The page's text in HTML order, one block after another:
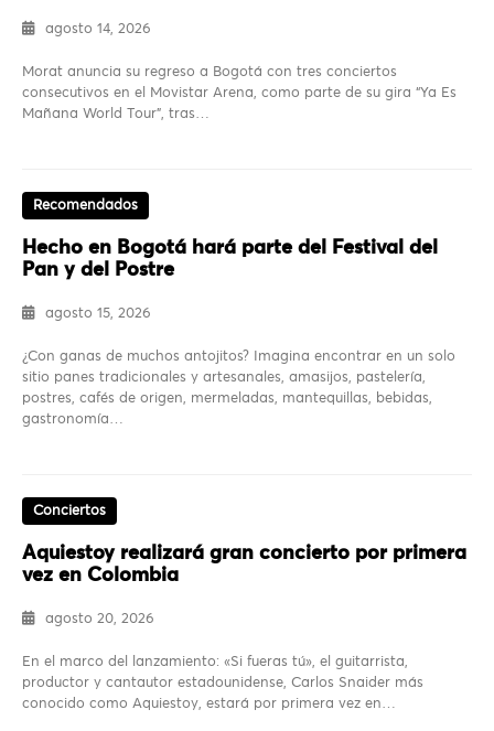
agosto 14, 2026
Morat anuncia su regreso a Bogotá con tres conciertos
consecutivos en el Movistar Arena, como parte de su gira “Ya Es
Mañana World Tour”, tras…
Recomendados
Hecho en Bogotá hará parte del Festival del
Pan y del Postre
agosto 15, 2026
¿Con ganas de muchos antojitos? Imagina encontrar en un solo
sitio panes tradicionales y artesanales, amasijos, pastelería,
postres, cafés de origen, mermeladas, mantequillas, bebidas,
gastronomía…
Conciertos
Aquiestoy realizará gran concierto por primera
vez en Colombia
agosto 20, 2026
En el marco del lanzamiento: «Si fueras tú», el guitarrista,
productor y cantautor estadounidense, Carlos Snaider más
conocido como Aquiestoy, estará por primera vez en…